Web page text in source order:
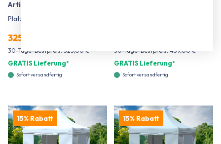
Artikelnummer:
Platz für bis zu
325,00 €¹
30-Tage-Bestpreis: 325,00 €¹
GRATIS Lieferung²
Sofort versandfertig
30-Tage-Bestpreis: 439,00 €¹
GRATIS Lieferung²
Sofort versandfertig
15% Rabatt 15% Rabatt